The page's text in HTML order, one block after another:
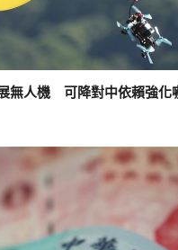
無人機 可降對中依賴強化